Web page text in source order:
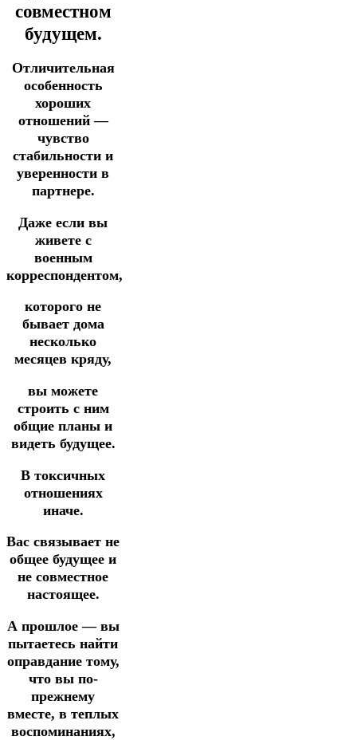
совместном
будущем.
Отличительная
особенность
хороших
отношений —
чувство
стабильности и
уверенности в
партнере.
Даже если вы
живете с
военным
корреспондентом,
которого не
бывает дома
несколько
месяцев кряду,
вы можете
строить с ним
общие планы и
видеть будущее.
В токсичных
отношениях
иначе.
Вас связывает не
общее будущее и
не совместное
настоящее.
А прошлое — вы
пытаетесь найти
оправдание тому,
что вы по-
прежнему
вместе, в теплых
воспоминаниях,